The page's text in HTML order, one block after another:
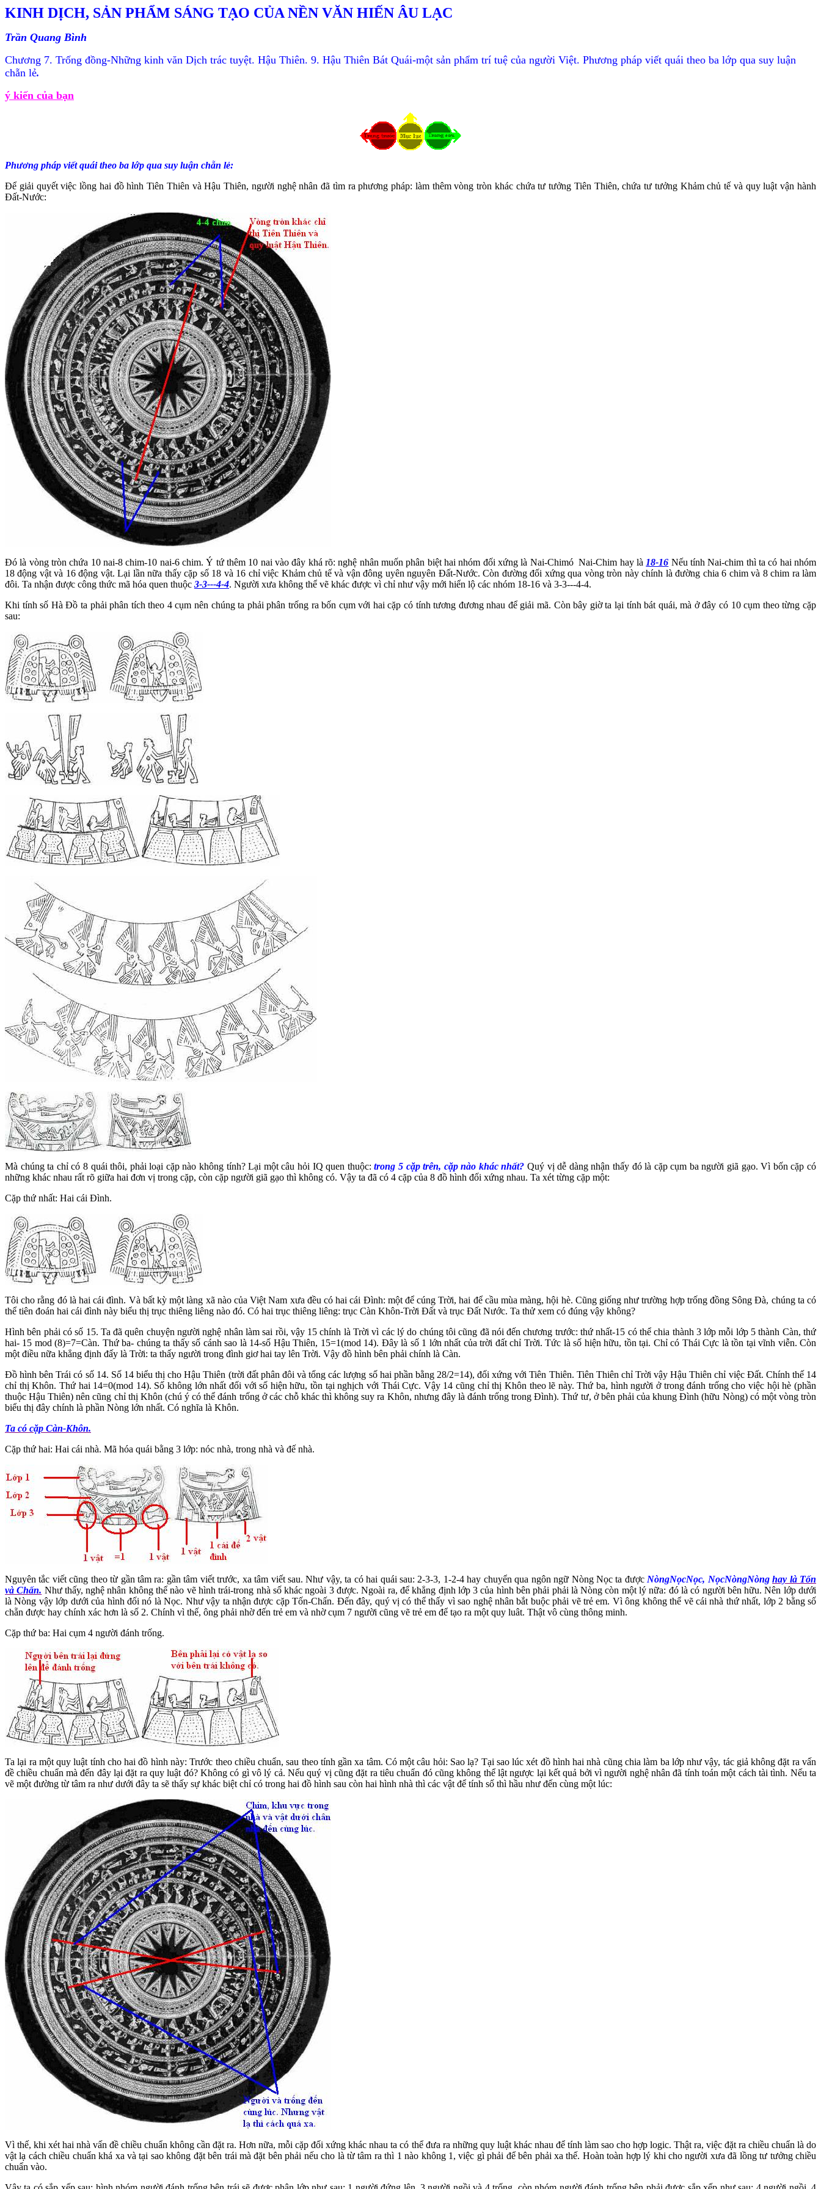
KINH DỊCH, SẢN PHẨM SÁNG TẠO CỦA NỀN VĂN HIẾN ÂU LẠC
Trần Quang Bình
Chương 7. Trống đồng-Những kinh văn Dịch trác tuyệt. Hậu Thiên. 9. Hậu Thiên Bát Quái-một sản phẩm trí tuệ của người Việt. Phương pháp viết quái theo ba lớp qua suy luận
chẵn lẻ.
ý kiến của bạn
Phương pháp viết quái theo ba lớp qua suy luận chẵn lẻ:
Để giải quyết việc lồng hai đồ hình Tiên Thiên và Hậu Thiên, người nghệ nhân đã tìm ra phương pháp: làm thêm vòng tròn khác chứa tư tưởng Tiên Thiên, chứa tư tưởng Khảm chủ tế và quy luật vận hành
Đất-Nước:
Đó là vòng tròn chứa 10 nai-8 chim-10 nai-6 chim. Ý tứ thêm 10 nai vào đây khá rõ: nghệ nhân muốn phân biệt hai nhóm đối xứng là Nai-ChimóNai-Chim hay là 18-16 Nếu tính Nai-chim thì ta có hai nhóm
18 động vật và 16 động vật. Lại lần nữa thấy cặp số 18 và 16 chỉ việc Khảm chủ tế và vận đông uyên nguyên Đất-Nước. Còn đường đối xứng qua vòng tròn này chính là đường chia 6 chim và 8 chim ra làm
đôi. Ta nhận được công thức mã hóa quen thuộc 3-3---4-4. Người xưa không thể vẽ khác được vì chỉ như vậy mới hiển lộ các nhóm 18-16 và 3-3---4-4.
Khi tính số Hà Đồ ta phải phân tích theo 4 cụm nên chúng ta phải phân trống ra bốn cụm với hai cặp có tính tương đương nhau để giải mã. Còn bây giờ ta lại tính bát quái, mà ở đây có 10 cụm theo từng cặp
sau:
Mà chúng ta chỉ có 8 quái thôi, phải loại cặp nào không tính? Lại một câu hỏi IQ quen thuộc:trong 5 cặp trên, cặp nào khác nhất? Quý vị dễ dàng nhận thấy đó là cặp cụm ba người giã gạo. Vì bốn cặp có
những khác nhau rất rõ giữa hai đơn vị trong cặp, còn cặp người giã gạo thì không có. Vậy ta đã có 4 cặp của 8 đồ hình đối xứng nhau. Ta xét từng cặp một:
Cặp thứ nhất: Hai cái Đình.
Tôi cho rằng đó là hai cái đình. Và bất kỳ một làng xã nào của Việt Nam xưa đều có hai cái Đình: một để cúng Trời, hai để cầu mùa màng, hội hè. Cũng giống như trường hợp trống đồng Sông Đà, chúng ta có
thể tiên đoán hai cái đình này biểu thị trục thiêng liêng nào đó. Có hai trục thiêng liêng: trục Càn Khôn-Trời Đất và trục Đất Nước. Ta thử xem có đúng vậy không?
Hình bên phải có số 15. Ta đã quên chuyện người nghệ nhân làm sai rồi, vậy 15 chính là Trời vì các lý do chúng tôi cũng đã nói đến chương trước: thứ nhất-15 có thể chia thành 3 lớp mỗi lớp 5 thành Càn, thứ
hai- 15 mod (8)=7=Càn. Thứ ba- chúng ta thấy số cánh sao là 14-số Hậu Thiên, 15=1(mod 14). Đây là số 1 lớn nhất của trời đất chỉ Trời. Tức là số hiện hữu, tồn tại. Chỉ có Thái Cực là tồn tại vĩnh viễn. Còn
một điều nữa khẳng định đấy là Trời: ta thấy người trong đình giơ hai tay lên Trời. Vậy đồ hình bên phải chính là Càn.
Đồ hình bên Trái có số 14. Số 14 biểu thị cho Hậu Thiên (trời đất phân đôi và tổng các lượng số hai phần bằng 28/2=14), đối xứng với Tiên Thiên. Tiên Thiên chỉ Trời vậy Hậu Thiên chỉ việc Đất. Chính thế 14
chỉ thị Khôn. Thứ hai 14=0(mod 14). Số không lớn nhất đối với số hiện hữu, tồn tại nghịch với Thái Cực. Vậy 14 cũng chỉ thị Khôn theo lẽ này. Thứ ba, hình người ở trong đánh trống cho việc hội hè (phần
thuộc Hậu Thiên) nên cũng chỉ thị Khôn (chú ý có thể đánh trống ở các chỗ khác thì không suy ra Khôn, nhưng đây là đánh trống trong Đình). Thứ tư, ở bên phải của khung Đình (hữu Nòng) có một vòng tròn
biểu thị đây chính là phần Nòng lớn nhất. Có nghĩa là Khôn.
Ta có cặp Càn-Khôn.
Cặp thứ hai: Hai cái nhà. Mã hóa quái bằng 3 lớp: nóc nhà, trong nhà và đế nhà.
Nguyên tắc viết cũng theo từ gần tâm ra: gần tâm viết trước, xa tâm viết sau. Như vậy, ta có hai quái sau: 2-3-3, 1-2-4 hay chuyển qua ngôn ngữ Nòng Nọc ta được NòngNọcNọc, NọcNòngNòng hay là Tốn
và Chấn. Như thấy, nghệ nhân không thể nào vẽ hình trái-trong nhà số khác ngoài 3 được. Ngoài ra, để khẳng định lớp 3 của hình bên phải phải là Nòng còn một lý nữa: đó là có người bên hữu. Nên lớp dưới
là Nòng vậy lớp dưới của hình đối nó là Nọc. Như vậy ta nhận được cặp Tốn-Chấn. Đến đây, quý vị có thể thấy vì sao nghệ nhân bắt buộc phải vẽ trẻ em. Vì ông không thể vẽ cái nhà thứ nhất, lớp 2 bằng số
chẵn được hay chính xác hơn là số 2. Chính vì thế, ông phải nhờ đến trẻ em và nhờ cụm 7 người cũng vẽ trẻ em để tạo ra một quy luât. Thật vô cùng thông minh.
Cặp thứ ba: Hai cụm 4 người đánh trống.
Ta lại ra một quy luật tính cho hai đồ hình này: Trước theo chiều chuẩn, sau theo tính gần xa tâm. Có một câu hỏi: Sao lạ? Tại sao lúc xét đồ hình hai nhà cũng chia làm ba lớp như vậy, tác giả không đặt ra vấn
đề chiều chuẩn mà đến đây lại đặt ra quy luật đó? Không có gì vô lý cả. Nếu quý vị cũng đặt ra tiêu chuẩn đó cũng không thể lật ngược lại kết quả bởi vì người nghệ nhân đã tính toán một cách tài tình. Nếu ta
vẽ một đường từ tâm ra như dưới đây ta sẽ thấy sự khác biệt chỉ có trong hai đồ hình sau còn hai hình nhà thì các vật để tính số thì hầu như đến cùng một lúc:
Vì thế, khi xét hai nhà vấn đề chiều chuẩn không cần đặt ra. Hơn nữa, mỗi cặp đối xứng khác nhau ta có thể đưa ra những quy luật khác nhau để tính làm sao cho hợp logic. Thật ra, việc đặt ra chiều chuẩn là do
vật lạ cách chiều chuẩn khá xa và tại sao không đặt bên trái mà đặt bên phải nếu cho là từ tâm ra thì 1 nào không 1, việc gì phải để bên phải xa thế. Hoàn toàn hợp lý khi cho người xưa đã lồng tư tưởng chiều
chuẩn vào.